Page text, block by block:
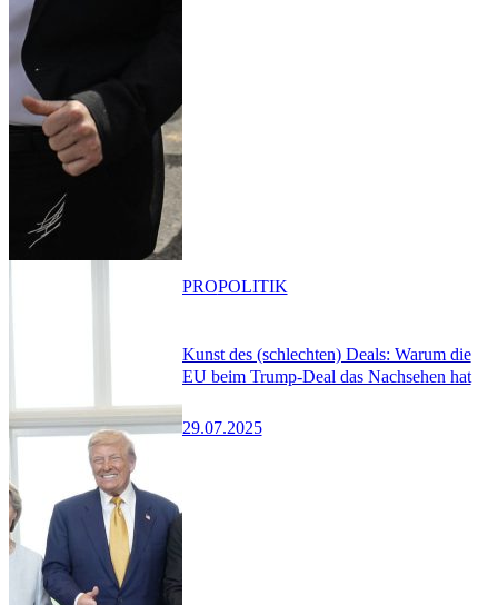
Kunst des (schlechten) Deals: Warum die
EU beim Trump-Deal das Nachsehen hat
29.07.2025
PROPOLITIK